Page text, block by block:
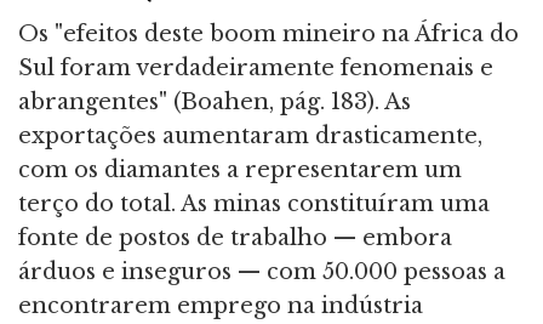
Os "efeitos deste boom mineiro na África do
Sul foram verdadeiramente fenomenais e
abrangentes" (Boahen, pág. 183). As
exportações aumentaram drasticamente,
com os diamantes a representarem um
terço do total. As minas constituíram uma
fonte de postos de trabalho — embora
árduos e inseguros — com 50.000 pessoas a
encontrarem emprego na indústria